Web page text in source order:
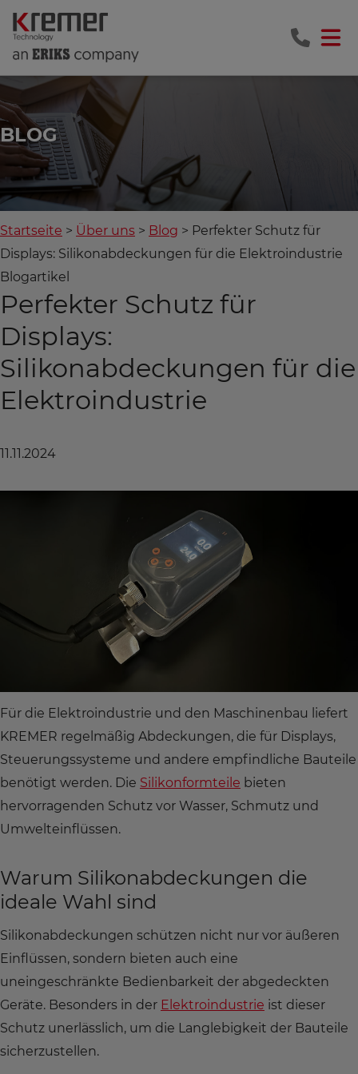
BLOG
Startseite Über uns Blog
Perfekter Schutz für
Displays: Silikonabdeckungen für die Elektroindustrie
Blogartikel
Perfekter Schutz für
Displays:
Silikonabdeckungen für die
Elektroindustrie
11.11.2024
Für die Elektroindustrie und den Maschinenbau liefert
KREMER regelmäßig Abdeckungen, die für Displays,
Steuerungssysteme und andere empfindliche Bauteile
benötigt werden. Die Silikonformteile bieten
hervorragenden Schutz vor Wasser, Schmutz und
Umwelteinflüssen.
Warum Silikonabdeckungen die
ideale Wahl sind
Silikonabdeckungen schützen nicht nur vor äußeren
Einflüssen, sondern bieten auch eine
uneingeschränkte Bedienbarkeit der abgedeckten
Geräte. Besonders in der Elektroindustrie ist dieser
Schutz unerlässlich, um die Langlebigkeit der Bauteile
sicherzustellen.